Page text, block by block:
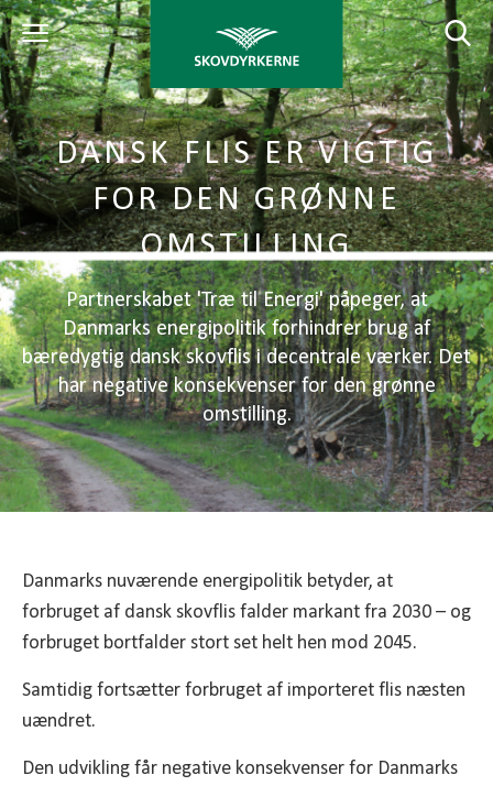
DANSK FLIS ER VIGTIG
FOR DEN GRØNNE
OMSTILLING
Partnerskabet 'Træ til Energi' påpeger, at
Danmarks energipolitik forhindrer brug af
bæredygtig dansk skovflis i decentrale værker. Det
har negative konsekvenser for den grønne
omstilling.
Danmarks nuværende energipolitik betyder, at
forbruget af dansk skovflis falder markant fra 2030 – og
forbruget bortfalder stort set helt hen mod 2045.
Samtidig fortsætter forbruget af importeret flis næsten
uændret.
Den udvikling får negative konsekvenser for Danmarks